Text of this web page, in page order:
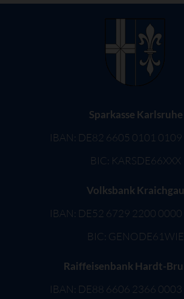
Sparkasse Karlsruhe
IBAN: DE82 6605 0101
BIC: KARSDE66XXX
Volksbank Kraichgau
IBAN: DE52 6729 2200 0000
BIC: GENODE61WIE
Raiffeisenbank Hardt-
IBAN: DE88 6606 2366